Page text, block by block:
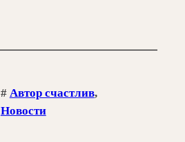
# Автор счастлив ,
Новости